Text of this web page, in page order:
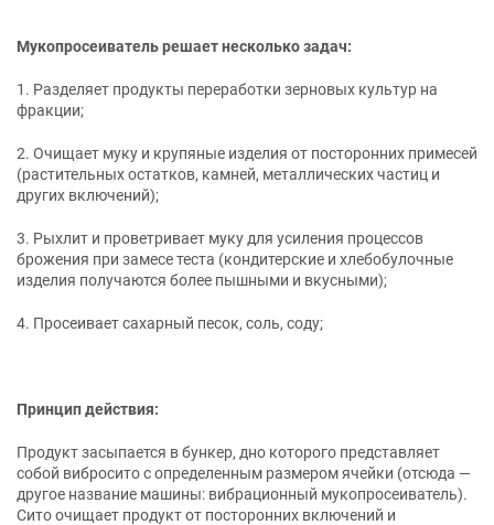
Мукопросеиватель решает несколько задач:
1. Разделяет продукты переработки зерновых культур на
фракции;
2. Очищает муку и крупяные изделия от посторонних примесей
(растительных остатков, камней, металлических частиц и
других включений);
3. Рыхлит и проветривает муку для усиления процессов
брожения при замесе теста (кондитерские и хлебобулочные
изделия получаются более пышными и вкусными);
4. Просеивает сахарный песок, соль, соду;
Принцип действия:
Продукт засыпается в бункер, дно которого представляет
собой вибросито с определенным размером ячейки (отсюда ―
другое название машины: вибрационный мукопросеиватель).
Сито очищает продукт от посторонних включений и